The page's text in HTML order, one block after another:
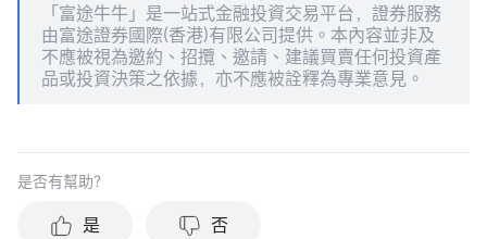
「富途牛牛」是一站式金融投資交易平台，證券服務
由富途證券國際(香港)有限公司提供。本內容並非及
不應被視為邀約、招攬、邀請、建議買賣任何投資產
品或投資決策之依據，亦不應被詮釋為專業意見。
是否有幫助？
是 否